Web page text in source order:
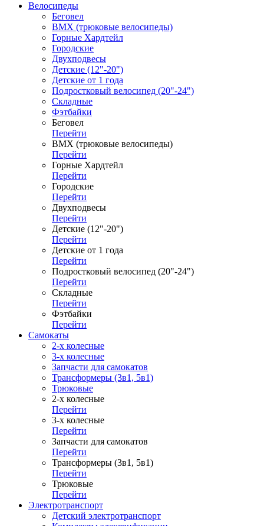
Велосипеды
Беговел
ВМХ (трюковые велосипеды)
Горные Хардтейл
Городские
Двухподвесы
Детские (12"-20")
Детские от 1 года
Подростковый велосипед (20"-24")
Складные
Фэтбайки
Беговел
Перейти
ВМХ (трюковые велосипеды)
Перейти
Горные Хардтейл
Перейти
Городские
Перейти
Двухподвесы
Перейти
Детские (12"-20")
Перейти
Детские от 1 года
Перейти
Подростковый велосипед (20"-24")
Перейти
Складные
Перейти
Фэтбайки
Перейти
Самокаты
2-х колесные
3-х колесные
Запчасти для самокатов
Трансформеры (3в1, 5в1)
Трюковые
2-х колесные
Перейти
3-х колесные
Перейти
Запчасти для самокатов
Перейти
Трансформеры (3в1, 5в1)
Перейти
Трюковые
Перейти
Электротранспорт
Детский электротранспорт